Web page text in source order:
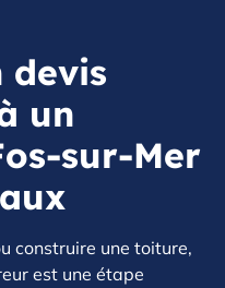
devis
un
sur-Mer
construire une toiture,
est une étape